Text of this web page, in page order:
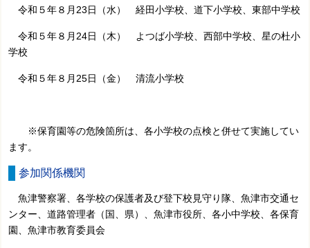
令和５年８月23日（水）経田小学校、道下小学校、東部中学校
令和５年８月24日（木） よつば小学校、西部中学校 、星の杜小
学校
令和５年８月25日（金）清流小学校
※保育園等の危険箇所は、各小学校の点検と併せて実施してい
ます。
参加関係機関
魚津警察署、各学校の保護者及び登下校見守り隊、魚津市交通セ
ンター、道路管理者（国、県）、魚津市役所、各小中学校、各保育
園、魚津市教育委員会